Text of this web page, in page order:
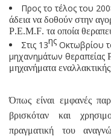
Προς το τέλος του
άδεια να δοθούν στην
P.E.M.F. τα οποία
Στις 13ης Οκτωβρίου
μηχανημάτων θεραπείας
μηχανήματα
Όπως είναι εμφανές
βρισκόταν και
πραγματική του